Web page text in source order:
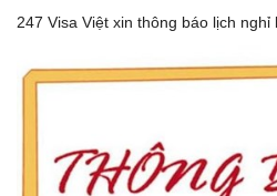
247 Visa Việt xin thông báo lịch nghỉ